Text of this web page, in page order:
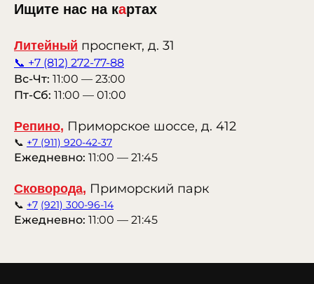
Ищите нас на картах
Литейный проспект, д. 31
📞 +7 (812) 272-77-88
Вс-Чт: 11:00 — 23:00
Пт-Сб: 11:00 — 01:00
Репино, Приморское шоссе, д. 412
📞 +7 (911) 920-42-37
Ежедневно: 11:00 — 21:45
Сковорода, Приморский парк
📞 +7 (921) 300-96-14
Ежедневно: 11:00 — 21:45